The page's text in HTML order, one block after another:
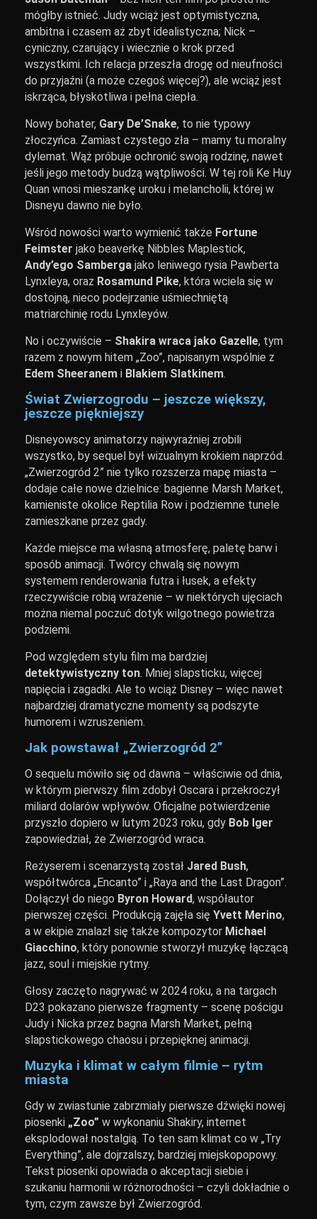
mógłby istnieć. Judy wciąż jest optymistyczna,
ambitna i czasem aż zbyt idealistyczna; Nick –
cyniczny, czarujący i wiecznie o krok przed
wszystkimi. Ich relacja przeszła drogę od nieufności
do przyjaźni (a może czegoś więcej?), ale wciąż jest
iskrząca, błyskotliwa i pełna ciepła.
Nowy bohater, Gary De’Snake, to nie typowy
złoczyńca. Zamiast czystego zła – mamy tu moralny
dylemat. Wąż próbuje ochronić swoją rodzinę, nawet
jeśli jego metody budzą wątpliwości. W tej roli Ke Huy
Quan wnosi mieszankę uroku i melancholii, której w
Disneyu dawno nie było.
Wśród nowości warto wymienić także Fortune
Feimster jako beaverkę Nibbles Maplestick,
Andy’ego Samberga jako leniwego rysia Pawberta
Lynxleya, oraz Rosamund Pike, która wciela się w
dostojną, nieco podejrzanie uśmiechniętą
matriarchinię rodu Lynxleyów.
No i oczywiście – Shakira wraca jako Gazelle, tym
razem z nowym hitem „Zoo”, napisanym wspólnie z
Edem Sheeranem i Blakiem Slatkinem.
Świat Zwierzogrodu – jeszcze większy,
jeszcze piękniejszy
Disneyowscy animatorzy najwyraźniej zrobili
wszystko, by sequel był wizualnym krokiem naprzód.
„Zwierzogród 2” nie tylko rozszerza mapę miasta –
dodaje całe nowe dzielnice: bagienne Marsh Market,
kamieniste okolice Reptilia Row i podziemne tunele
zamieszkane przez gady.
Każde miejsce ma własną atmosferę, paletę barw i
sposób animacji. Twórcy chwalą się nowym
systemem renderowania futra i łusek, a efekty
rzeczywiście robią wrażenie – w niektórych ujęciach
można niemal poczuć dotyk wilgotnego powietrza
podziemi.
Pod względem stylu film ma bardziej
detektywistyczny ton. Mniej slapsticku, więcej
napięcia i zagadki. Ale to wciąż Disney – więc nawet
najbardziej dramatyczne momenty są podszyte
humorem i wzruszeniem.
Jak powstawał „Zwierzogród 2”
O sequelu mówiło się od dawna – właściwie od dnia,
w którym pierwszy film zdobył Oscara i przekroczył
miliard dolarów wpływów. Oficjalne potwierdzenie
przyszło dopiero w lutym 2023 roku, gdy Bob Iger
zapowiedział, że Zwierzogród wraca.
Reżyserem i scenarzystą został Jared Bush,
współtwórca „Encanto” i „Raya and the Last Dragon”.
Dołączył do niego Byron Howard, współautor
pierwszej części. Produkcją zajęła się Yvett Merino,
a w ekipie znalazł się także kompozytor Michael
Giacchino, który ponownie stworzył muzykę łączącą
jazz, soul i miejskie rytmy.
Głosy zaczęto nagrywać w 2024 roku, a na targach
D23 pokazano pierwsze fragmenty – scenę pościgu
Judy i Nicka przez bagna Marsh Market, pełną
slapstickowego chaosu i przepięknej animacji.
Muzyka i klimat w całym filmie – rytm
miasta
Gdy w zwiastunie zabrzmiały pierwsze dźwięki nowej
piosenki „Zoo” w wykonaniu Shakiry, internet
eksplodował nostalgią. To ten sam klimat co w „Try
Everything”, ale dojrzalszy, bardziej miejskopopowy.
Tekst piosenki opowiada o akceptacji siebie i
szukaniu harmonii w różnorodności – czyli dokładnie o
tym, czym zawsze był Zwierzogród.